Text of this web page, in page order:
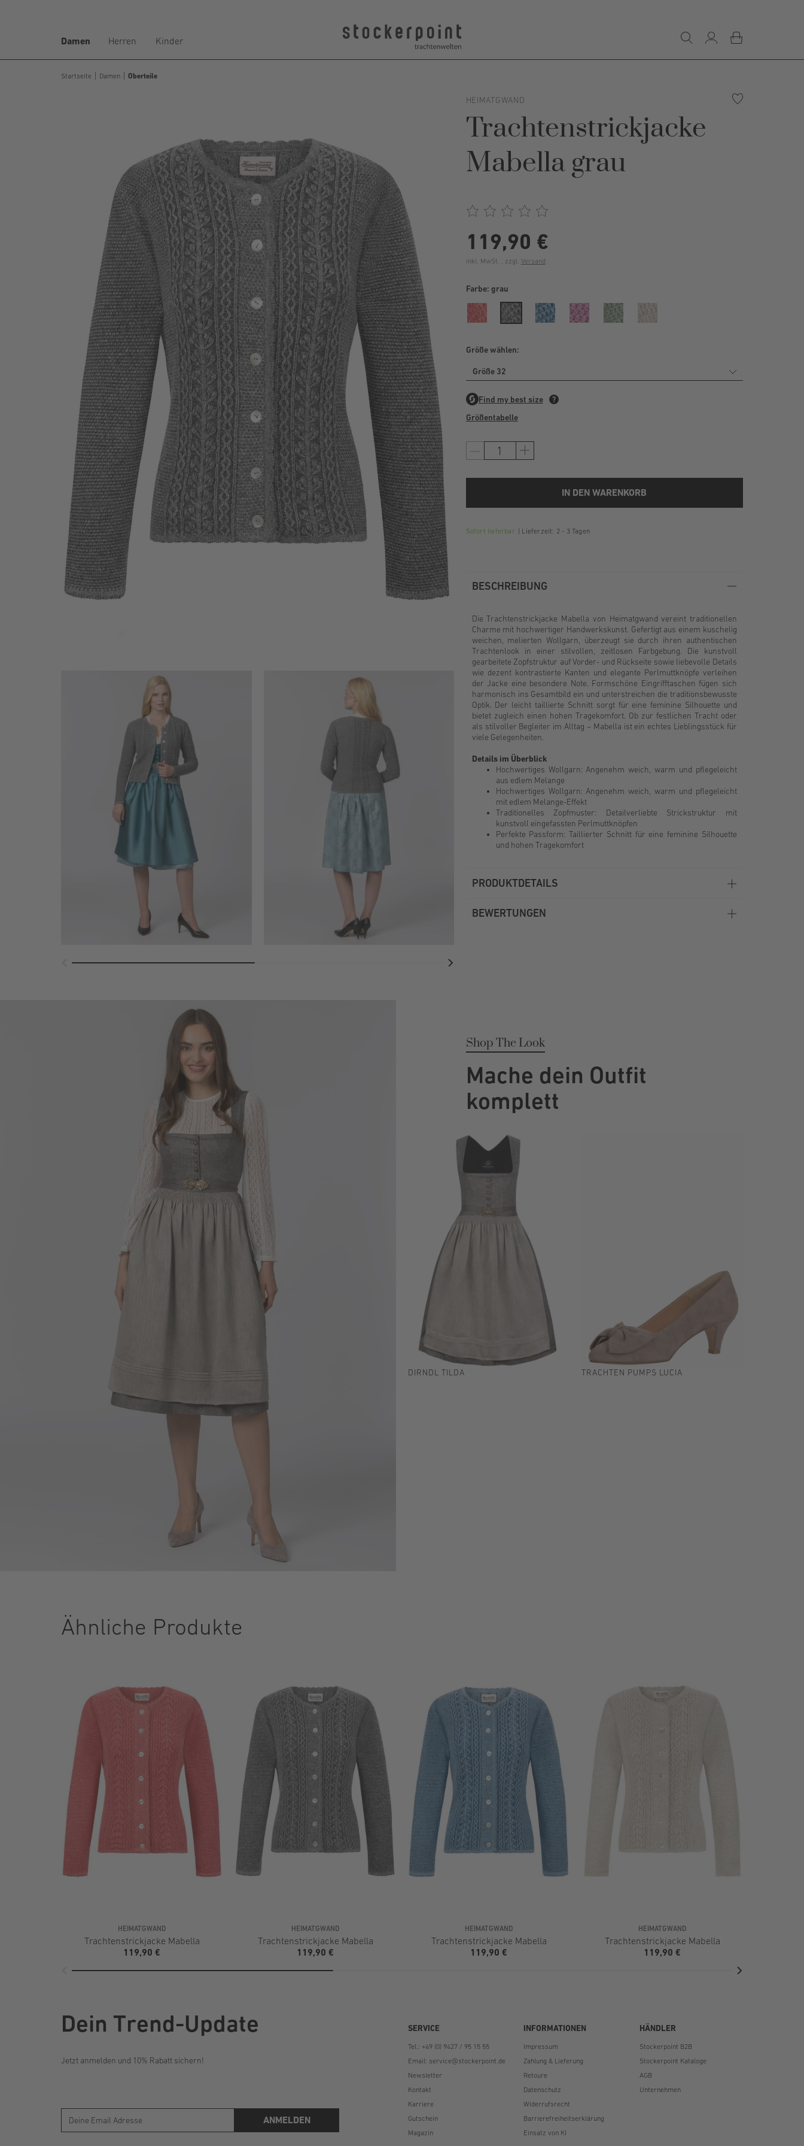
Damen Herren Kinder
Startseite Damen Oberteile
HEIMATGWAND
Trachtenstrickjacke
Mabella grau
119,90 €
inkl. MwSt. , zzgl. Versand
Farbe: grau
Größe wählen:
Größe 32
Größentabelle
IN DEN WARENKORB
Sofort lieferbar Lieferzeit: 2 - 3 Tagen
BESCHREIBUNG
Die Trachtenstrickjacke Mabella von Heimatgwand vereint traditionellen
Charme mit hochwertiger Handwerkskunst. Gefertigt aus einem kuschelig
weichen, melierten Wollgarn, überzeugt sie durch ihren authentischen
Trachtenlook in einer stilvollen, zeitlosen Farbgebung. Die kunstvoll
gearbeitete Zopfstruktur auf Vorder- und Rückseite sowie liebevolle Details
wie dezent kontrastierte Kanten und elegante Perlmuttknöpfe verleihen
der Jacke eine besondere Note. Formschöne Eingrifftaschen fügen sich
harmonisch ins Gesamtbild ein und unterstreichen die traditionsbewusste
Optik. Der leicht taillierte Schnitt sorgt für eine feminine Silhouette und
bietet zugleich einen hohen Tragekomfort. Ob zur festlichen Tracht oder
als stilvoller Begleiter im Alltag – Mabella ist ein echtes Lieblingsstück für
viele Gelegenheiten.
Details im Überblick
Hochwertiges Wollgarn: Angenehm weich, warm und pflegeleicht
aus edlem Melange
Hochwertiges Wollgarn: Angenehm weich, warm und pflegeleicht
mit edlem Melange-Effekt
Traditionelles Zopfmuster: Detailverliebte Strickstruktur mit
kunstvoll eingefassten Perlmuttknöpfen
Perfekte Passform: Taillierter Schnitt für eine feminine Silhouette
und hohen Tragekomfort
PRODUKTDETAILS
BEWERTUNGEN
Shop The Look
Mache dein Outfit
komplett
DIRNDL TILDA TRACHTEN PUMPS LUCIA
Ähnliche Produkte
HEIMATGWAND
Trachtenstrickjacke Mabella
119,90 €
HEIMATGWAND
Trachtenstrickjacke Mabella
119,90 €
HEIMATGWAND
Trachtenstrickjacke Mabella
119,90 €
HEIMATGWAND
Trachtenstrickjacke Mabella
119,90 €
Dein Trend-Update
Jetzt anmelden und 10% Rabatt sichern!
ANMELDEN
SERVICE
Tel.: +49 (0) 9427 / 95 15 55
Email: service@stockerpoint.de
Newsletter
Kontakt
Karriere
Gutschein
Magazin
INFORMATIONEN
Impressum
Zahlung & Lieferung
Retoure
Datenschutz
Widerrufsrecht
Barrierefreiheitserklärung
Einsatz von KI
HÄNDLER
Stockerpoint B2B
Stockerpoint Kataloge
AGB
Unternehmen